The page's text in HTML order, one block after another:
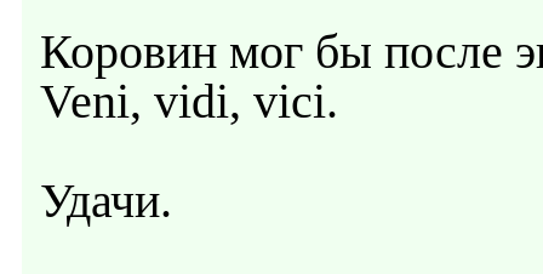
Коровин мог бы после
Veni, vidi, vici.
Удачи.